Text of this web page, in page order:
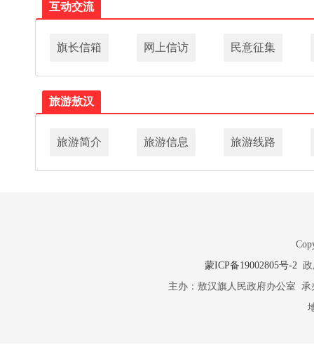
互动交流
旗长信箱 网上信访 民意征集
旅游敖汉
旅游简介 旅游信息 旅游线路
蒙ICP备19002805号-2政
主办：敖汉旗人民政府办公室